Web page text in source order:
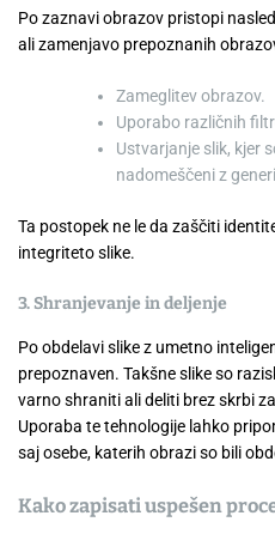
Po zaznavi obrazov pristopi
ali zamenjavo prepoznanih
Zameglitev obrazov.
Uporabo različnih
Ustvarjanje slik, kjer
nadomeščeni z
Ta postopek ne le da zaščiti
integriteto slike.
3. Shranjevanje in deljenje
Po obdelavi slike z umetno
prepoznaven. Takšne slike so
varno shraniti ali deliti brez skrbi
Uporaba te tehnologije lahko
saj osebe, katerih obrazi so bili
Kako zapisati uspešen